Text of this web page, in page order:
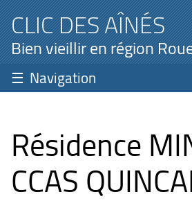
CLIC DES AÎNÉS
Bien vieillir en région
Navigation
Résidence
CCAS